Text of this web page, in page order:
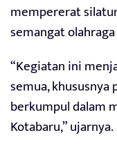
mempererat
semangat
“Kegiatan ini
semua,
berkumpul dalam
Kotabaru,” ujarnya.